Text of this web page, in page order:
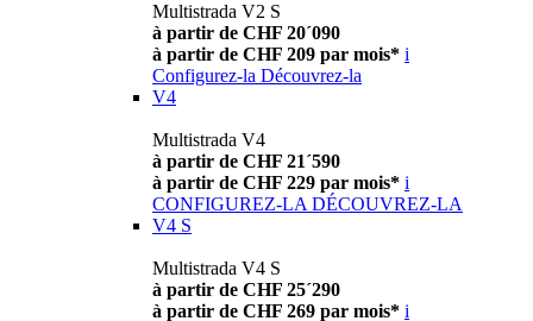
Multistrada V2 S
à partir de CHF 20´090
à partir de CHF 209 par mois* i
Configurez-la Découvrez-la
V4
Multistrada V4
à partir de CHF 21´590
à partir de CHF 229 par mois* i
CONFIGUREZ-LA DÉCOUVREZ-LA
V4 S
Multistrada V4 S
à partir de CHF 25´290
à partir de CHF 269 par mois* i